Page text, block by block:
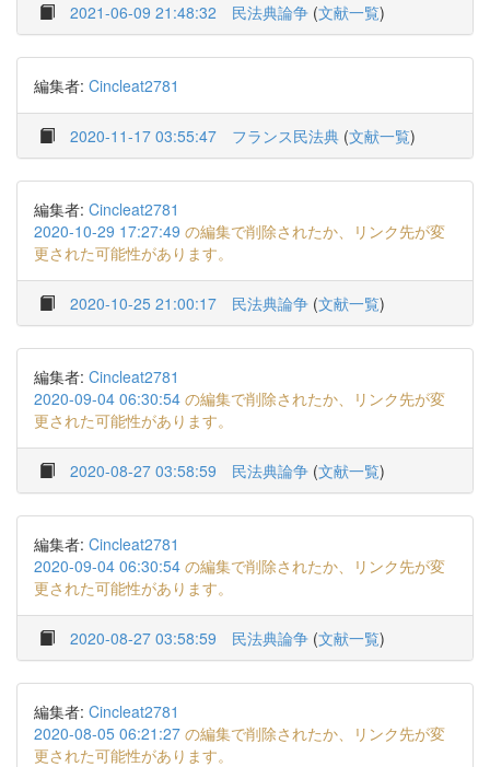
2021-06-09 21:48:32 民法典論争 (文献一覧)
編集者: Cincleat2781
2020-11-17 03:55:47 フランス民法典 (文献一覧)
編集者: Cincleat2781
2020-10-29 17:27:49 の編集で削除されたか、リンク先が変
更された可能性があります。
2020-10-25 21:00:17 民法典論争 (文献一覧)
編集者: Cincleat2781
2020-09-04 06:30:54 の編集で削除されたか、リンク先が変
更された可能性があります。
2020-08-27 03:58:59 民法典論争 (文献一覧)
編集者: Cincleat2781
2020-09-04 06:30:54 の編集で削除されたか、リンク先が変
更された可能性があります。
2020-08-27 03:58:59 民法典論争 (文献一覧)
編集者: Cincleat2781
2020-08-05 06:21:27 の編集で削除されたか、リンク先が変
更された可能性があります。